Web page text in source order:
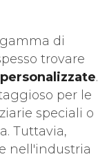
di
trovare
.
per le
speciali o
Tuttavia,
nell'industria